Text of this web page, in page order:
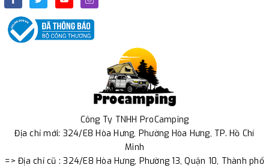
Công Ty TNHH ProCamping
Địa chỉ mới: 324/E8 Hòa Hưng, Phường Hòa Hưng, TP. Hồ Chí
Minh
=> Địa chỉ cũ : 324/E8 Hòa Hưng, Phường 13, Quận 10, Thành phố